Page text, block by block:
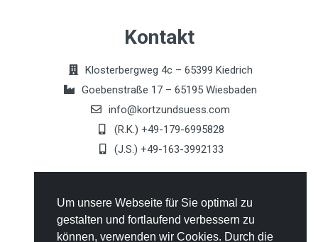
Um unsere Webseite für Sie optimal zu
gestalten und fortlaufend verbessern zu
können, verwenden wir Cookies. Durch die
Kontakt
Klosterbergweg 4c – 65399 Kiedrich
Goebenstraße 17 – 65195 Wiesbaden
info@kortzundsuess.com
(R.K.) +49-179-6995828
(J.S.) +49-163-3992133
Allgemeines
Kontakt